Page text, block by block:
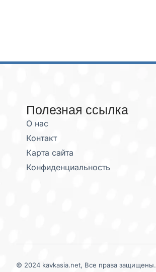
Полезная ссылка
О нас
Контакт
Карта сайта
Конфиденциальность
© 2024 kavkasia.net, Все права защищены.